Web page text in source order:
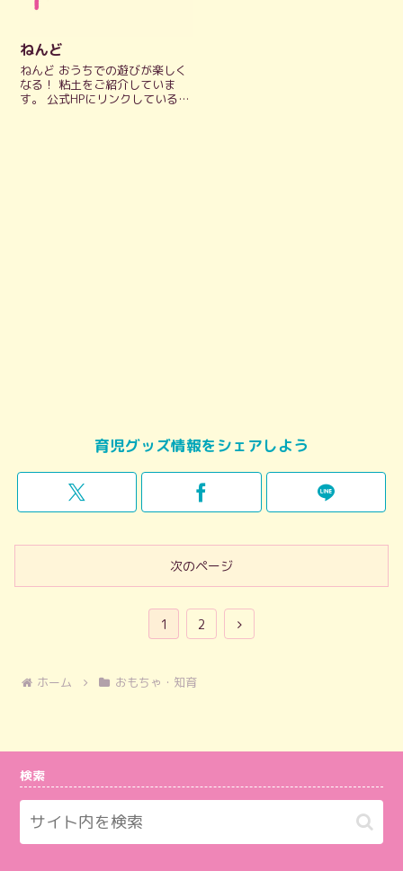
ねんど
ねんど おうちでの遊びが楽しく
なる！ 粘土をご紹介していま
す。 公式HPにリンクしているの
育児グッズ情報をシェアしよう
次のページ
1 2
次
ホーム おもちゃ・知育
検索